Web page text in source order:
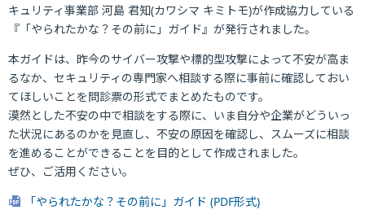
キュリティ事業部 河島 君知(カワシマ キミトモ)が作成協力している
『「やられたかな？その前に」ガイド』が発行されました。
本ガイドは、昨今のサイバー攻撃や標的型攻撃によって不安が高ま
るなか、セキュリティの専門家へ相談する際に事前に確認しておい
てほしいことを問診票の形式でまとめたものです。
漠然とした不安の中で相談をする際に、いま自分や企業がどういっ
た状況にあるのかを見直し、不安の原因を確認し、スムーズに相談
を進めることができることを目的として作成されました。
ぜひ、ご活用ください。
「やられたかな？その前に」ガイド (PDF形式)